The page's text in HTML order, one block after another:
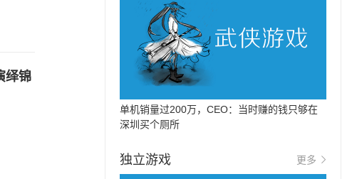
绎锦
单机销量过200万，CEO：当时赚的钱只够在
深圳买个厕所
独立游戏 更多